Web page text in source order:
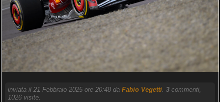
inviata il 21 Febbraio 2025 ore 20:48 da Fabio Vegetti. 3commenti,
1026 visite.